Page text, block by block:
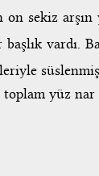
on sekiz
vardı.
toplam yüz